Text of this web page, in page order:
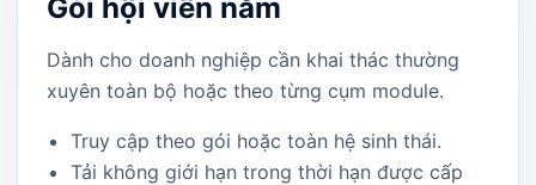
Gói hội viên năm
Dành cho doanh nghiệp cần khai thác thường
xuyên toàn bộ hoặc theo từng cụm module.
Truy cập theo gói hoặc toàn hệ sinh thái.
Tải không giới hạn trong thời hạn được cấp